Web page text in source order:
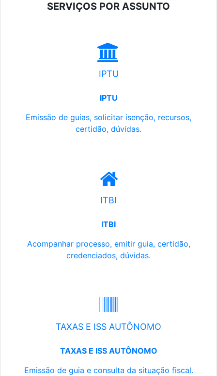
SERVIÇOS POR ASSUNTO
IPTU
IPTU
Emissão de guias, solicitar isenção, recursos,
certidão, dúvidas.
ITBI
ITBI
Acompanhar processo, emitir guia, certidão,
credenciados, dúvidas.
TAXAS E ISS AUTÔNOMO
TAXAS E ISS AUTÔNOMO
Emissão de guia e consulta da situação fiscal.